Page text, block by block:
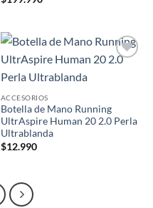
ACCESORIOS
Botella de Mano Running
UltrAspire Human 20 2.0 Perla
Ultrablanda
$12.990